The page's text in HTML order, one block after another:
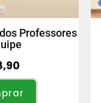
Professores